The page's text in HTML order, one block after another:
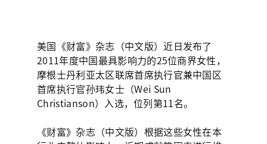
美国《财富》杂志（中文版）近日发布了
2011年度中国最具影响力的25位商界女性，
摩根士丹利亚太区联席首席执行官兼中国区
首席执行官孙玮女士（Wei Sun
Christianson）入选，位列第11名。
《财富》杂志（中文版）根据这些女性在本